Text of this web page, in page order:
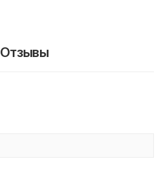
Отзывы